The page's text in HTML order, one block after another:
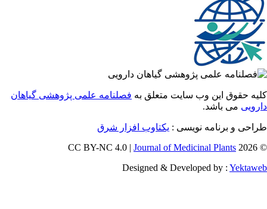
حقوق این وب سایت متعلق بهفصلنامه علمی پژوهشی گیاهان
می باشد.
و برنامه نویسی :یکتاوب افزار شرق
Journal of Medicinal Plants
Designed & Developed by :